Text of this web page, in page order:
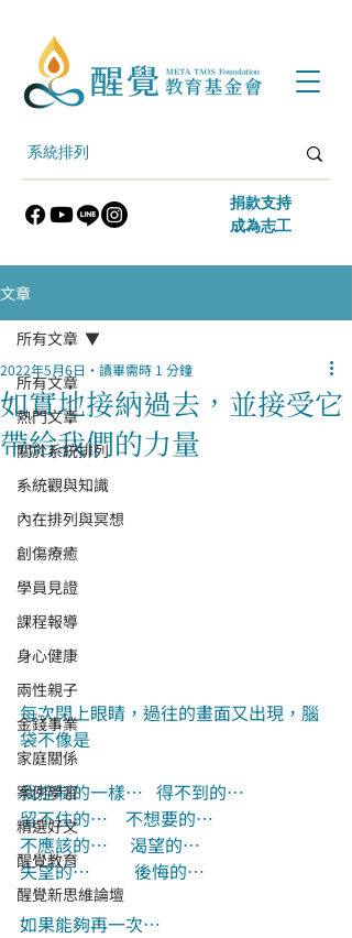
​捐款支持
​成為志工
文章
所有文章
熱門文章
關於系統排列
系統觀與知識
內在排列與冥想
創傷療癒
學員見證
課程報導
身心健康
兩性親子
金錢事業
家庭關係
案例學習
精選好文
醒覺教育
醒覺新思維論壇
所有文章
如實地接納過去，並接受它
帶給我們的力量
2022年5月6日 讀畢需時 1 分鐘
每次閉上眼睛，過往的畫面又出現，腦
袋不像是
我控制的一樣…   得不到的…
留不住的…    不想要的…
不應該的…     渴望的…
失望的…          後悔的…
如果能夠再一次…